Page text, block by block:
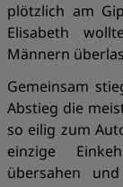
plötzlich am
Elisabeth
Männern
Gemeinsam
Abstieg die
so eilig zum
einzige
übersahen